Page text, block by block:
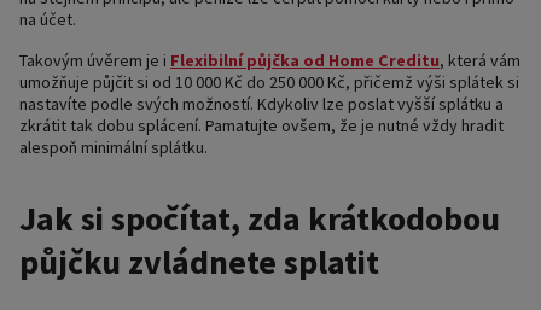
na účet.
Takovým úvěrem je i Flexibilní půjčka od Home Creditu, která vám
umožňuje půjčit si od 10 000 Kč do 250 000 Kč, přičemž výši splátek si
nastavíte podle svých možností. Kdykoliv lze poslat vyšší splátku a
zkrátit tak dobu splácení. Pamatujte ovšem, že je nutné vždy hradit
alespoň minimální splátku.
Jak si spočítat, zda krátkodobou
půjčku zvládnete splatit